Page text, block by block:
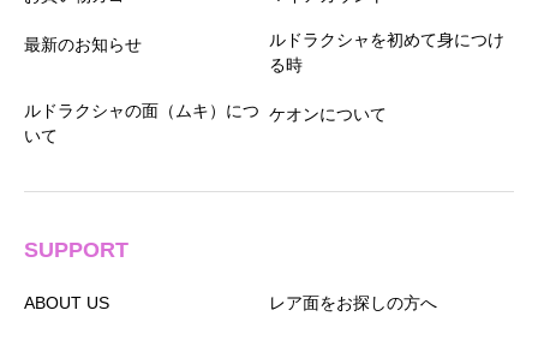
最新のお知らせ
ルドラクシャを初めて身につけ
る時
ルドラクシャの面（ムキ）につ
いて
ケオンについて
SUPPORT
ABOUT US レア面をお探しの方へ